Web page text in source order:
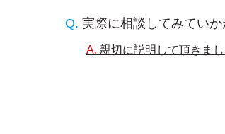
実際に相談してみてい
親切に説明して頂きま